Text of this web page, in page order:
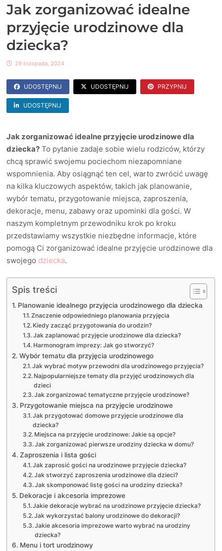
Jak zorganizować idealne
przyjęcie urodzinowe dla
dziecka?
29 listopada, 2024
UDOSTĘPNIJ UDOSTĘPNIJ PRZYPNIJ
UDOSTĘPNIJ
Jak zorganizować idealne przyjęcie urodzinowe dla
dziecka? To pytanie zadaje sobie wielu rodziców, którzy
chcą sprawić swojemu pociechom niezapomniane
wspomnienia. Aby osiągnąć ten cel, warto zwrócić uwagę
na kilka kluczowych aspektów, takich jak planowanie,
wybór tematu, przygotowanie miejsca, zaproszenia,
dekoracje, menu, zabawy oraz upominki dla gości. W
naszym kompletnym przewodniku krok po kroku
przedstawiamy wszystkie niezbędne informacje, które
pomogą Ci zorganizować idealne przyjęcie urodzinowe dla
swojego dziecka.
Spis treści
Planowanie idealnego przyjęcia urodzinowego dla dziecka
Znaczenie odpowiedniego planowania przyjęcia
Kiedy zacząć przygotowania do urodzin?
Jak zaplanować przyjęcie urodzinowe dla dziecka?
Harmonogram imprezy: Jak go stworzyć?
Wybór tematu dla przyjęcia urodzinowego
Jak wybrać motyw przewodni dla urodzinowego przyjęcia?
Najpopularniejsze tematy dla przyjęć urodzinowych dla
dzieci
Jak zorganizować tematyczne przyjęcie urodzinowe?
Przygotowanie miejsca na przyjęcie urodzinowe
Jak przygotować domowe przyjęcie urodzinowe dla
dziecka?
Miejsca na przyjęcie urodzinowe: Jakie są opcje?
Jak zorganizować pierwsze urodziny dziecka w domu?
Zaproszenia i lista gości
Jak zaprosić gości na urodzinowe przyjęcie dziecka?
Jak stworzyć zaproszenia urodzinowe dla dzieci?
Jak skomponować listę gości na urodziny dziecka?
Dekoracje i akcesoria imprezowe
Jakie dekoracje wybrać na urodzinowe przyjęcie dziecka?
Jak wykorzystać balony urodzinowe do dekoracji?
Jakie akcesoria imprezowe warto wybrać na urodziny
dziecka?
Menu i tort urodzinowy